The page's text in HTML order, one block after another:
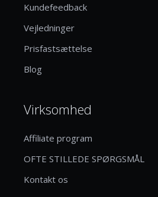
Kundefeedback
Vejledninger
Prisfastsættelse
Blog
Virksomhed
Affiliate program
OFTE STILLEDE SPØRGSMÅL
Kontakt os